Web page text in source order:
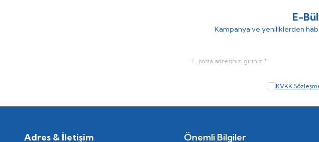
E-
Kampanya ve yeniliklerden
KVKK
Adres & İletişim Önemli Bilgiler